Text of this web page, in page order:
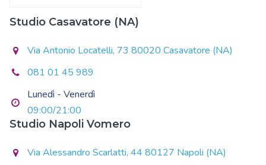
Studio Casavatore (NA)
Via Antonio Locatelli, 73 80020 Casavatore (NA)
081 01 45 989
Lunedì - Venerdì
09:00/21:00
Studio Napoli Vomero
Via Alessandro Scarlatti, 44 80127 Napoli (NA)